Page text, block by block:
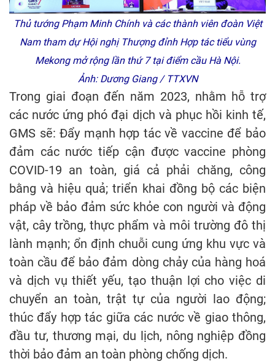
Thủ tướng Phạm Minh Chính và các thành viên đoàn Việt
Nam tham dự Hội nghị Thượng đỉnh Hợp tác tiểu vùng
Mekong mở rộng lần thứ 7 tại điểm cầu Hà Nội.
Ảnh: Dương Giang / TTXVN
Trong giai đoạn đến năm 2023, nhằm hỗ trợ
các nước ứng phó đại dịch và phục hồi kinh tế,
GMS sẽ: Đẩy mạnh hợp tác về vaccine để bảo
đảm các nước tiếp cận được vaccine phòng
COVID-19 an toàn, giá cả phải chăng, công
bằng và hiệu quả; triển khai đồng bộ các biện
pháp về bảo đảm sức khỏe con người và động
vật, cây trồng, thực phẩm và môi trường đô thị
lành mạnh; ổn định chuỗi cung ứng khu vực và
toàn cầu để bảo đảm dòng chảy của hàng hoá
và dịch vụ thiết yếu, tạo thuận lợi cho việc di
chuyển an toàn, trật tự của người lao động;
thúc đẩy hợp tác giữa các nước về giao thông,
đầu tư, thương mại, du lịch, nông nghiệp đồng
thời bảo đảm an toàn phòng chống dịch.